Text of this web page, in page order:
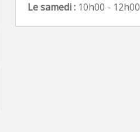
Le samedi : 10h00 - 12h00